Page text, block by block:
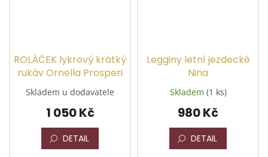
ROLÁČEK lykrový krátký
rukáv Ornella Prosperi
Skladem u dodavatele
1 050 Kč
DETAIL
Legginy letní jezdecké
Nina
Skladem (1 ks)
980 Kč
DETAIL